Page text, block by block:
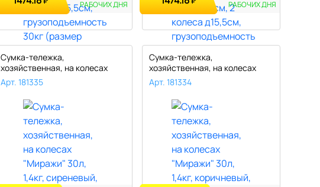
РАБОЧИХ ДНЯ
РАБОЧИХ ДНЯ
Сумка-тележка,
хозяйственная, на колесах
"Миражи" 30л, ..
Арт. 181335
Сумка-тележка,
хозяйственная, на колесах
"Миражи" 30л, ..
Арт. 181334